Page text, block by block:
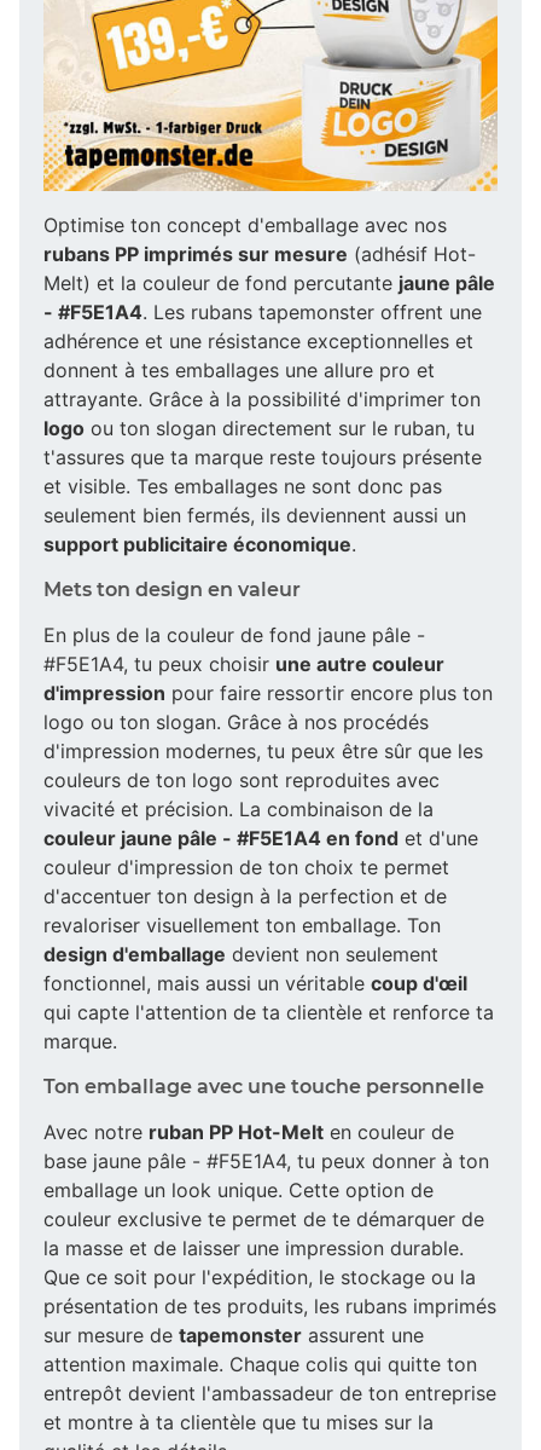
Optimise ton concept d'emballage avec nos
rubans PP imprimés sur mesure (adhésif Hot-
Melt) et la couleur de fond percutante jaune pâle
- #F5E1A4. Les rubans tapemonster offrent une
adhérence et une résistance exceptionnelles et
donnent à tes emballages une allure pro et
attrayante. Grâce à la possibilité d'imprimer ton
logo ou ton slogan directement sur le ruban, tu
t'assures que ta marque reste toujours présente
et visible. Tes emballages ne sont donc pas
seulement bien fermés, ils deviennent aussi un
support publicitaire économique.
Mets ton design en valeur
En plus de la couleur de fond jaune pâle -
#F5E1A4, tu peux choisir une autre couleur
d'impression pour faire ressortir encore plus ton
logo ou ton slogan. Grâce à nos procédés
d'impression modernes, tu peux être sûr que les
couleurs de ton logo sont reproduites avec
vivacité et précision. La combinaison de la
couleur jaune pâle - #F5E1A4 en fond et d'une
couleur d'impression de ton choix te permet
d'accentuer ton design à la perfection et de
revaloriser visuellement ton emballage. Ton
design d'emballage devient non seulement
fonctionnel, mais aussi un véritable coup d'œil
qui capte l'attention de ta clientèle et renforce ta
marque.
Ton emballage avec une touche personnelle
Avec notre ruban PP Hot-Melt en couleur de
base jaune pâle - #F5E1A4, tu peux donner à ton
emballage un look unique. Cette option de
couleur exclusive te permet de te démarquer de
la masse et de laisser une impression durable.
Que ce soit pour l'expédition, le stockage ou la
présentation de tes produits, les rubans imprimés
sur mesure de tapemonster assurent une
attention maximale. Chaque colis qui quitte ton
entrepôt devient l'ambassadeur de ton entreprise
et montre à ta clientèle que tu mises sur la